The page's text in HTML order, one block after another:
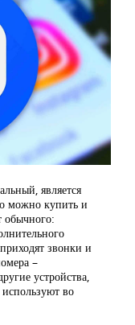
является
можно купить и
обычного:
звонки и
–
устройства,
во